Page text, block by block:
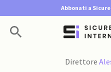
Abbonati a
Direttore